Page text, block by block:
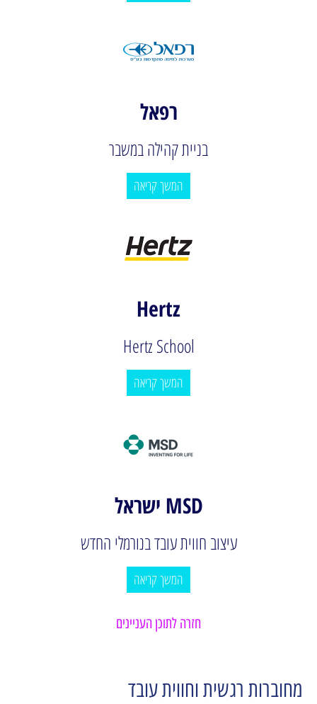
רפאל
בניית קהילה במשבר
המשך קריאה
Hertz
Hertz School
המשך קריאה
MSD ישראל
עיצוב חווית עובד בנורמלי החדש
המשך קריאה
חזרה לתוכן העניינים
מחוברות רגשית וחווית עובד